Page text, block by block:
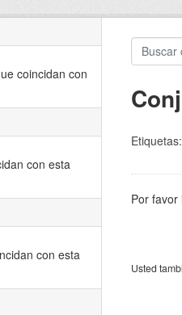
coincidan con
con esta
con esta
Etiquetas:
Por
Usted